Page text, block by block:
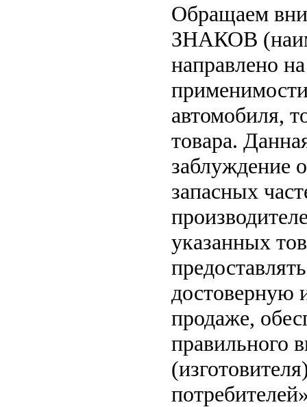
Обращаем
ЗНАКОВ
направлено
автомобиля,
товара.
заблуждение
запасных
указанных
достоверную
продаже,
правильного